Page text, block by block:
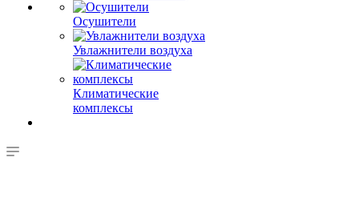
Осушители
Увлажнители воздуха
Климатические
комплексы